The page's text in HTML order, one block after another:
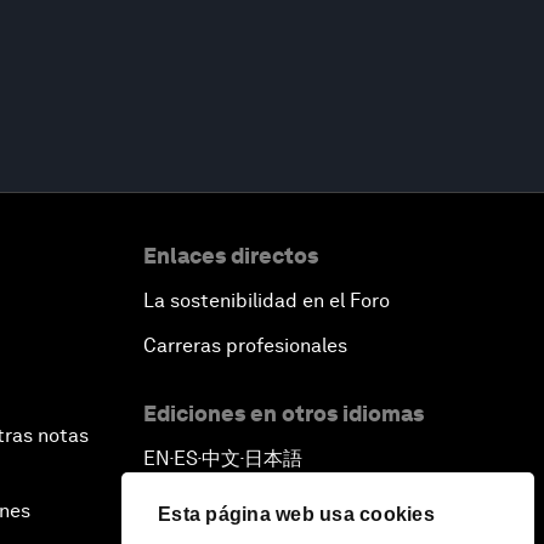
Esta página web usa cookies
notas
Enlaces directos
La sostenibilidad en el Foro
Carreras profesionales
Ediciones en otros idiomas
EN ▪ES▪中文▪ 日本語